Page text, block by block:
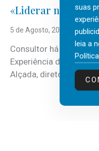
«Liderar não é
5 de Agosto, 2026
Consultor há mais de
Experiência do Cliente,
Alçada, diretor
suas
leia a